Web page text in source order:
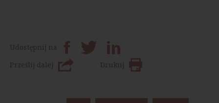
Udostępnij na
Prześlij dalej
Drukuj